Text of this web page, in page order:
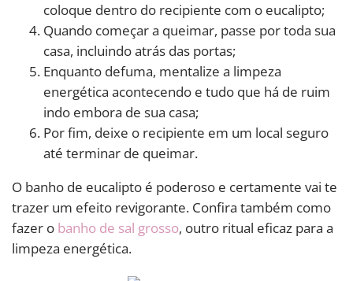
coloque dentro do recipiente com o eucalipto;
Quando começar a queimar, passe por toda sua
casa, incluindo atrás das portas;
Enquanto defuma, mentalize a limpeza
energética acontecendo e tudo que há de ruim
indo embora de sua casa;
Por fim, deixe o recipiente em um local seguro
até terminar de queimar.
O banho de eucalipto é poderoso e certamente vai te
trazer um efeito revigorante. Confira também como
fazer o banho de sal grosso, outro ritual eficaz para a
limpeza energética.